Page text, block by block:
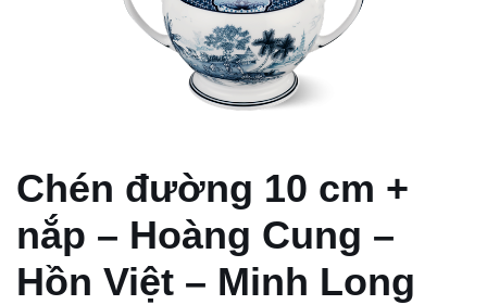
Chén đường 10 cm +
nắp – Hoàng Cung –
Hồn Việt – Minh Long